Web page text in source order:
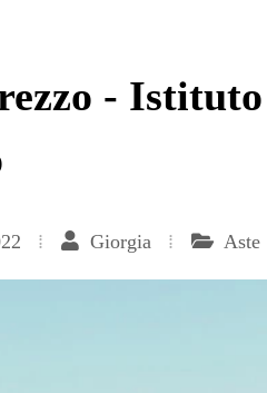
-
Giorgia Aste